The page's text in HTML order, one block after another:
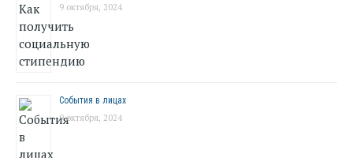
9 октября, 2024
События в лицах
9 октября, 2024